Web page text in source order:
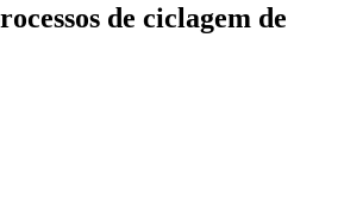
de ciclagem de